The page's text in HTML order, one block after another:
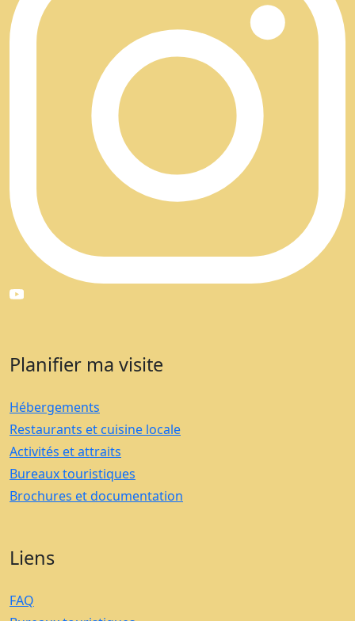
Planifier ma visite
Hébergements
Restaurants et cuisine locale
Activités et attraits
Bureaux touristiques
Brochures et documentation
Liens
FAQ